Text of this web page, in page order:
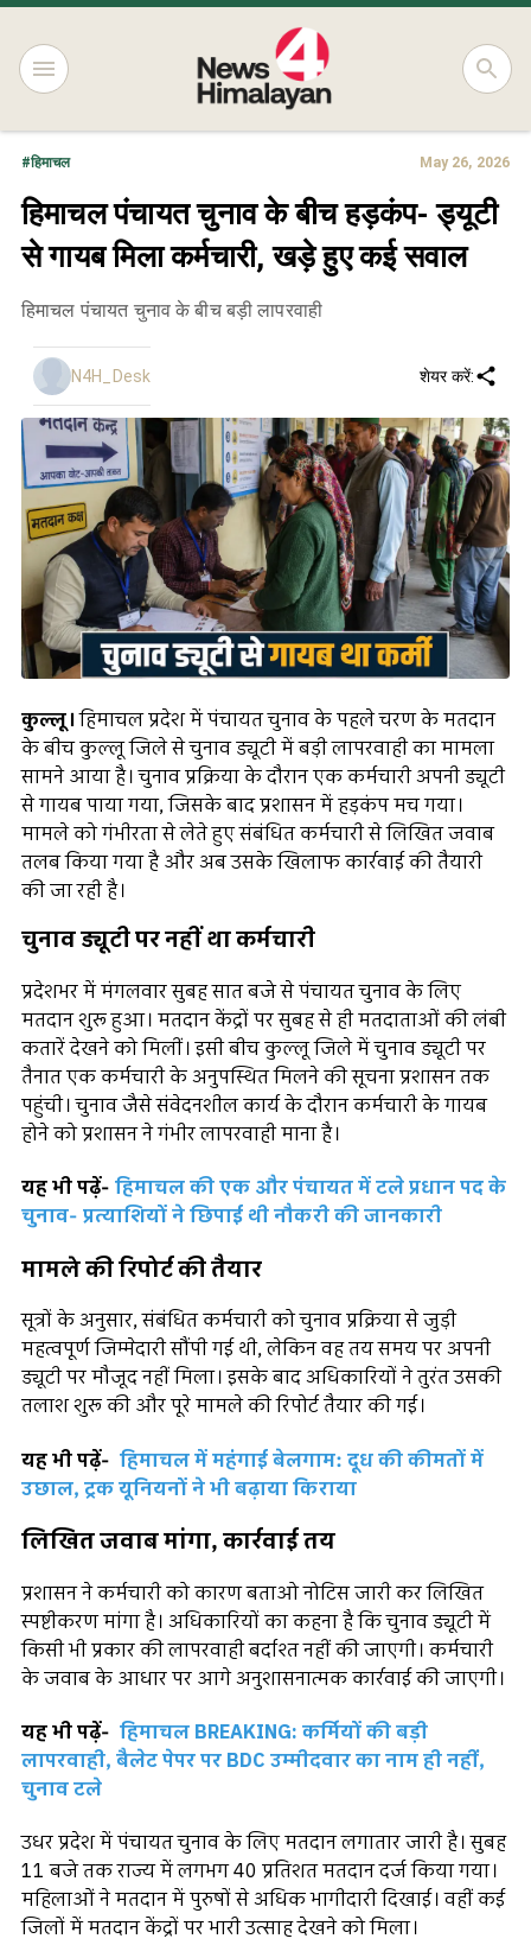
#हिमाचल May 26, 2026
हिमाचल पंचायत चुनाव के बीच हड़कंप- ड्यूटी
से गायब मिला कर्मचारी, खड़े हुए कई सवाल
हिमाचल पंचायत चुनाव के बीच बड़ी लापरवाही
N4H_Desk शेयर करें:
कुल्लू।हिमाचल प्रदेश में पंचायत चुनाव के पहले चरण के मतदान
के बीच कुल्लू जिले से चुनाव ड्यूटी में बड़ी लापरवाही का मामला
सामने आया है। चुनाव प्रक्रिया के दौरान एक कर्मचारी अपनी ड्यूटी
से गायब पाया गया, जिसके बाद प्रशासन में हड़कंप मच गया।
मामले को गंभीरता से लेते हुए संबंधित कर्मचारी से लिखित जवाब
तलब किया गया है और अब उसके खिलाफ कार्रवाई की तैयारी
की जा रही है।
चुनाव ड्यूटी पर नहीं था कर्मचारी
प्रदेशभर में मंगलवार सुबह सात बजे से पंचायत चुनाव के लिए
मतदान शुरू हुआ। मतदान केंद्रों पर सुबह से ही मतदाताओं की लंबी
कतारें देखने को मिलीं। इसी बीच कुल्लू जिले में चुनाव ड्यूटी पर
तैनात एक कर्मचारी के अनुपस्थित मिलने की सूचना प्रशासन तक
पहुंची। चुनाव जैसे संवेदनशील कार्य के दौरान कर्मचारी के गायब
होने को प्रशासन ने गंभीर लापरवाही माना है।
यह भी पढ़ें- हिमाचल की एक और पंचायत में टले प्रधान पद के
चुनाव- प्रत्याशियों ने छिपाई थी नौकरी की जानकारी
मामले की रिपोर्ट की तैयार
सूत्रों के अनुसार, संबंधित कर्मचारी को चुनाव प्रक्रिया से जुड़ी
महत्वपूर्ण जिम्मेदारी सौंपी गई थी, लेकिन वह तय समय पर अपनी
ड्यूटी पर मौजूद नहीं मिला। इसके बाद अधिकारियों ने तुरंत उसकी
तलाश शुरू की और पूरे मामले की रिपोर्ट तैयार की गई।
यह भी पढ़ें- हिमाचल में महंगाई बेलगाम: दूध की कीमतों में
उछाल, ट्रक यूनियनों ने भी बढ़ाया किराया
लिखित जवाब मांगा, कार्रवाई तय
प्रशासन ने कर्मचारी को कारण बताओ नोटिस जारी कर लिखित
स्पष्टीकरण मांगा है। अधिकारियों का कहना है कि चुनाव ड्यूटी में
किसी भी प्रकार की लापरवाही बर्दाश्त नहीं की जाएगी। कर्मचारी
के जवाब के आधार पर आगे अनुशासनात्मक कार्रवाई की जाएगी।
यह भी पढ़ें- हिमाचल BREAKING: कर्मियों की बड़ी
लापरवाही, बैलेट पेपर पर BDC उम्मीदवार का नाम ही नहीं,
चुनाव टले
उधर प्रदेश में पंचायत चुनाव के लिए मतदान लगातार जारी है। सुबह
11 बजे तक राज्य में लगभग 40 प्रतिशत मतदान दर्ज किया गया।
महिलाओं ने मतदान में पुरुषों से अधिक भागीदारी दिखाई। वहीं कई
जिलों में मतदान केंद्रों पर भारी उत्साह देखने को मिला।